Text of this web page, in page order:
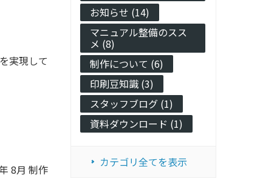
実現して
8月 制作
お知らせ (14)
マニュアル整備のスス
メ (8)
制作について (6)
印刷豆知識 (3)
スタッフブログ (1)
資料ダウンロード (1)
カテゴリ全てを表示